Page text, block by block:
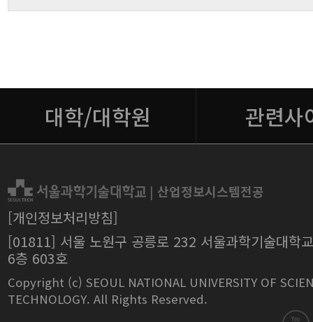
| 산업정보시스템전공
[개인정보처리방침]
[01811] 서울 노원구 공릉로 232 서울과학기술대학
6층 603호
Copyright (c) SEOUL NATIONAL UNIVERSITY OF
TECHNOLOGY. All Rights Reserved.
대학/대학원 관련사